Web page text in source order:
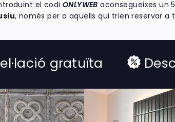
el codi ONLYWEBaconsegueixes un
, només per a aquells qui trien reservar a
gratuïta